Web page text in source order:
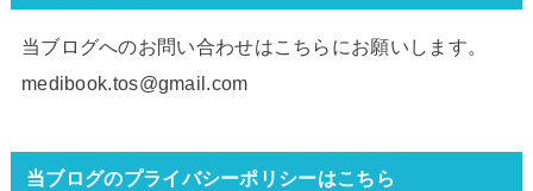
当ブログへのお問い合わせはこちらにお願いします。
medibook.tos@gmail.com
当ブログのプライバシーポリシーはこちら